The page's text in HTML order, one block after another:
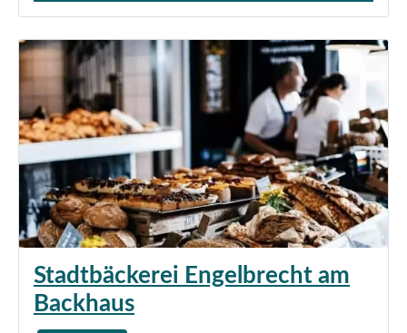
Stadtbäckerei Engelbrecht am
Backhaus